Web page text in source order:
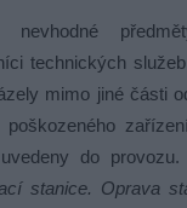
nevhodné
technických
mimo jiné části
poškozeného
do provozu.
stanice. Oprava